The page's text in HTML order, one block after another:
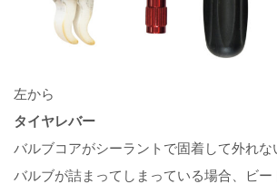
左から
タイヤレバー
バルブコアがシーラントで固着して外れ
バルブが詰まってしまっている場合、ビ